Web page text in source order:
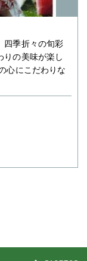
四季折々の旬彩
りの美味が楽し
心にこだわりな